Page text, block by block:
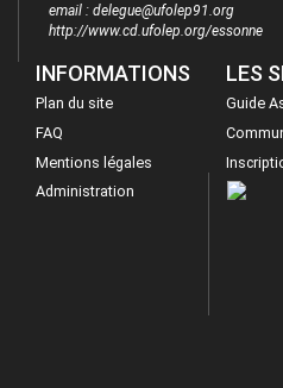
email : delegue@ufolep91.org
http://www.cd.ufolep.org/essonne
INFORMATIONS
Plan du site
FAQ
Mentions légales
Administration
LES
Guide